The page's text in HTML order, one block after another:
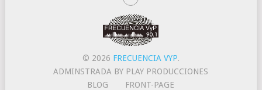
© 2026 FRECUENCIA VYP.
ADMINSTRADA BY PLAY PRODUCCIONES
BLOG
FRONT-PAGE